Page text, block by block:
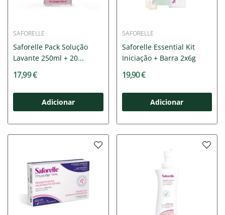
SAFORELLE
Saforelle Pack Solução
Lavante 250ml + 20...
17,99 €
Adicionar
SAFORELLE
Saforelle Essential Kit
Iniciação + Barra 2x6g
19,90 €
Adicionar